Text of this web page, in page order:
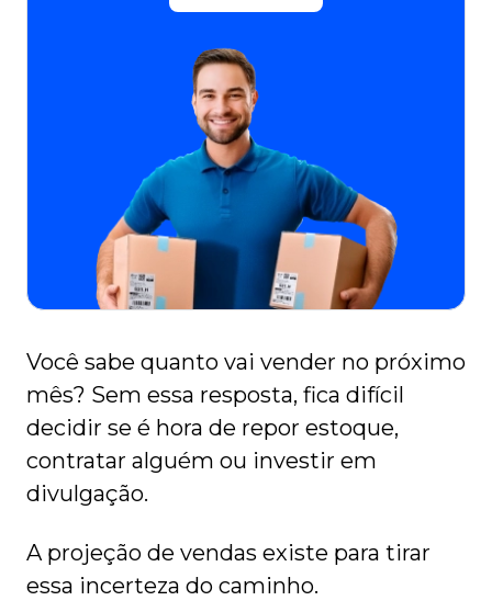
Você sabe quanto vai vender no próximo
mês? Sem essa resposta, fica difícil
decidir se é hora de repor estoque,
contratar alguém ou investir em
divulgação.
A projeção de vendas existe para tirar
essa incerteza do caminho.